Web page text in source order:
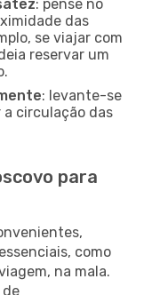
: pense no
das
se viajar com
reservar um
: levante-se
circulação das
para
como
na mala.
de